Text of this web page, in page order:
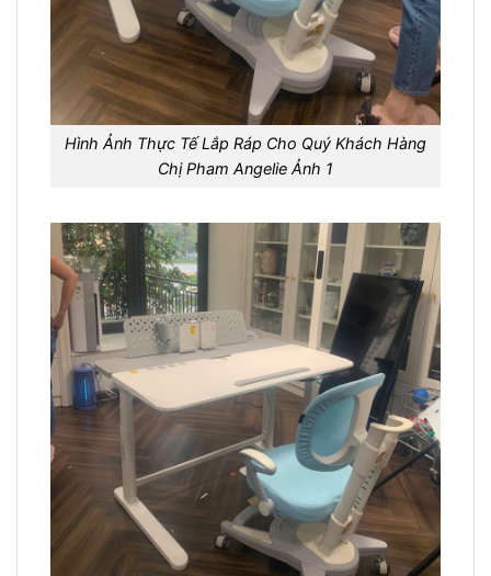
Hình Ảnh Thực Tế Lắp Ráp Cho Quý Khách Hàng
Chị Pham Angelie Ảnh 1